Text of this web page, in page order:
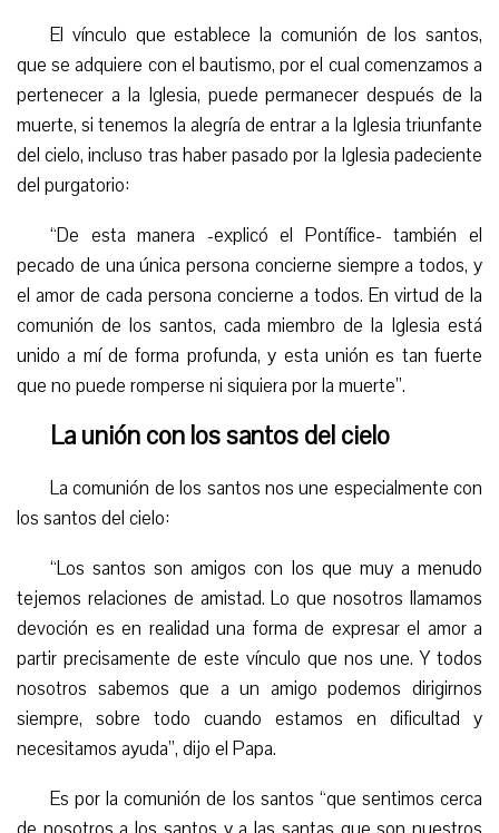
El vínculo que establece la comunión de los santos,
que se adquiere con el bautismo, por el cual comenzamos a
pertenecer a la Iglesia, puede permanecer después de la
muerte, si tenemos la alegría de entrar a la Iglesia triunfante
del cielo, incluso tras haber pasado por la Iglesia padeciente
del purgatorio:
“De esta manera -explicó el Pontífice- también el
pecado de una única persona concierne siempre a todos, y
el amor de cada persona concierne a todos. En virtud de la
comunión de los santos, cada miembro de la Iglesia está
unido a mí de forma profunda, y esta unión es tan fuerte
que no puede romperse ni siquiera por la muerte”.
La unión con los santos del cielo
La comunión de los santos nos une especialmente con
los santos del cielo:
“Los santos son amigos con los que muy a menudo
tejemos relaciones de amistad. Lo que nosotros llamamos
devoción es en realidad una forma de expresar el amor a
partir precisamente de este vínculo que nos une. Y todos
nosotros sabemos que a un amigo podemos dirigirnos
siempre, sobre todo cuando estamos en dificultad y
necesitamos ayuda”, dijo el Papa.
Es por la comunión de los santos “que sentimos cerca